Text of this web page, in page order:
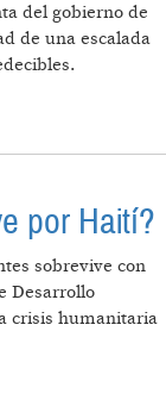
del gobierno de
de una escalada
por Haití?
sobrevive con
Desarrollo
crisis humanitaria